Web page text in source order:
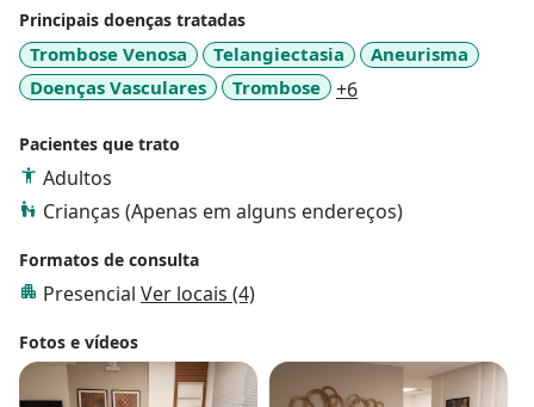
Principais doenças tratadas
Trombose Venosa Telangiectasia
Aneurisma
Doenças Vasculares
Trombose +6
Pacientes que trato
Adultos
Crianças (Apenas em alguns endereços)
Formatos de consulta
Presencial Ver locais (4)
Fotos e vídeos